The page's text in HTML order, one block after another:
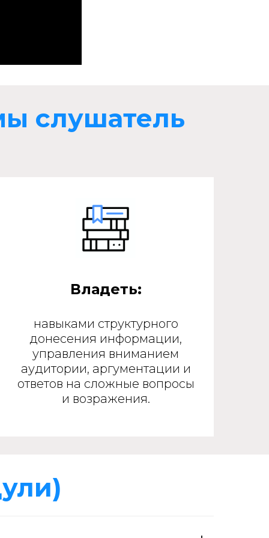
слушатель
Владеть:
навыками структурного
донесения информации,
управления вниманием
аудитории, аргументации и
ответов на сложные вопросы
и возражения.